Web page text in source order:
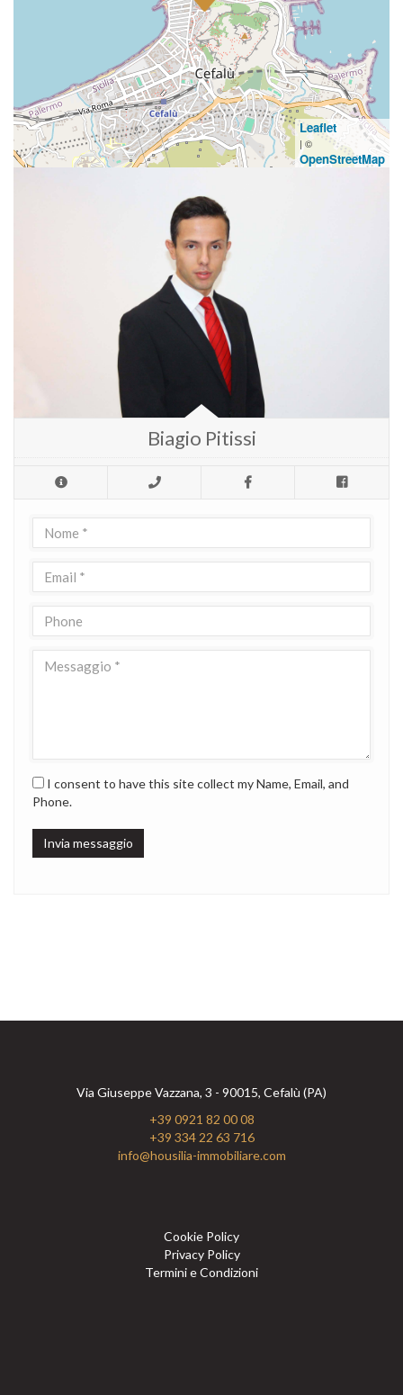
Leaflet
| ©
OpenStreetMap
Biagio Pitissi
I consent to have this site collect my Name, Email, and
Phone.
Invia messaggio
Via Giuseppe Vazzana, 3 - 90015, Cefalù (PA)
+39 0921 82 00 08
+39 334 22 63 716
info@housilia-immobiliare.com
Cookie Policy
Privacy Policy
Termini e Condizioni